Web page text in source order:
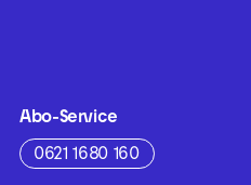
Abo-Service
0621 1680 160